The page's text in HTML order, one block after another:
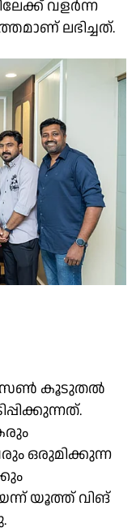
വളർന്ന
ലഭിച്ചത്.
കൂടുതൽ
ഒരുമിക്കുന്ന
യൂത്ത് വിങ്